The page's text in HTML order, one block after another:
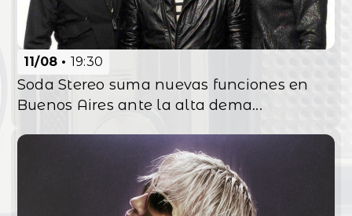
11/08 19:30
Soda Stereo suma nuevas funciones en
Buenos Aires ante la alta dema...